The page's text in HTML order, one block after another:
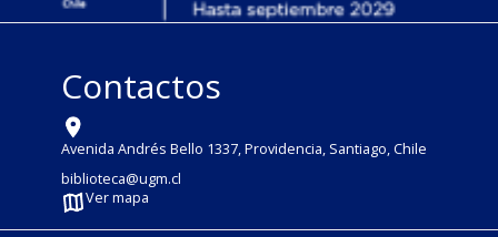
Contactos
Avenida Andrés Bello 1337, Providencia, Santiago, Chile
biblioteca@ugm.cl
Ver mapa